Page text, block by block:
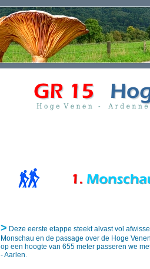
> Deze eerste etappe steekt alvast vol
Monschau en de passage over de Hoge
op een hoogte van 655 meter passeren we
- Aarlen.